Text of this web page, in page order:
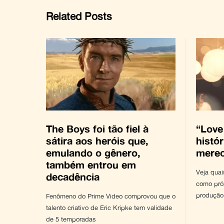
Related Posts
The Boys foi tão fiel à
sátira aos heróis que,
emulando o gênero,
também entrou em
decadência
Fenômeno do Prime Video comprovou que o
talento criativo de Eric Kripke tem validade
de 5 temporadas
Veja
como